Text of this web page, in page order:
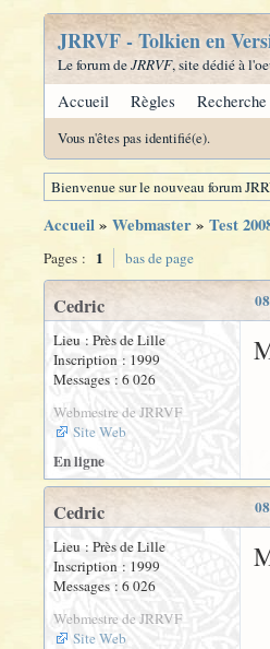
JRRVF - Tolkien en
Le forum deJRRVF, site dédié à
Accueil Règles Recherche
Vous n'êtes pas identifié(e).
Bienvenue sur le nouveau forum
Accueil» Webmaster» Test
Pages : 1 bas de page
Cedric
Lieu : Près de Lille
Inscription : 1999
Messages : 6 026
Webmestre de JRRVF
Site Web
En ligne
Cedric
Lieu : Près de Lille
Inscription : 1999
Messages : 6 026
Webmestre de JRRVF
Site Web